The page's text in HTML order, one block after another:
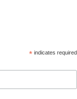
*indicates required